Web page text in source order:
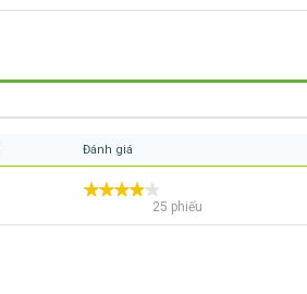
Đánh giá
25 phiếu